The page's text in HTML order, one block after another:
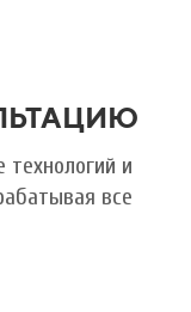
и
все